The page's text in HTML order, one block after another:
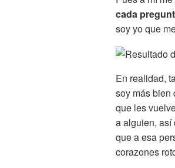
cada
soy yo que
En realidad,
soy más bien
que les
a alguien, así
que a esa
corazones